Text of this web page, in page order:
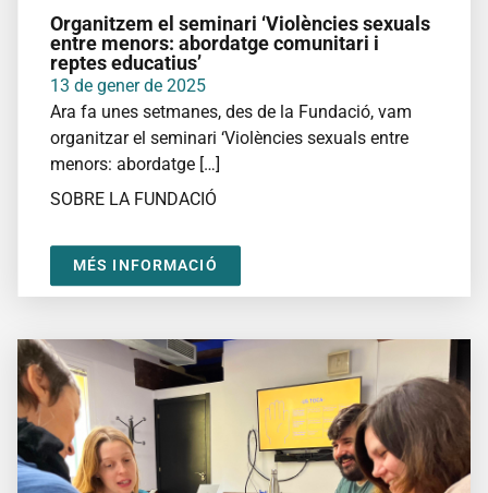
Organitzem el seminari ‘Violències sexuals
entre menors: abordatge comunitari i
reptes educatius’
13 de gener de 2025
Ara fa unes setmanes, des de la Fundació, vam
organitzar el seminari ‘Violències sexuals entre
menors: abordatge […]
SOBRE LA FUNDACIÓ
MÉS INFORMACIÓ